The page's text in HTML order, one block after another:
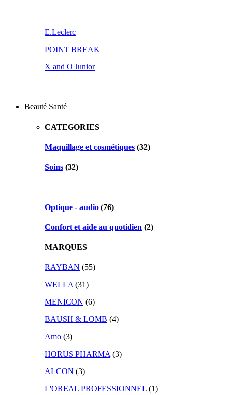
E.Leclerc
POINT BREAK
X and O Junior
Beauté Santé
CATEGORIES
Maquillage et cosmétiques (32)
Soins (32)
Optique - audio (76)
Confort et aide au quotidien (2)
MARQUES
RAYBAN (55)
WELLA (31)
MENICON (6)
BAUSH & LOMB (4)
Amo (3)
HORUS PHARMA (3)
ALCON (3)
L'OREAL PROFESSIONNEL (1)